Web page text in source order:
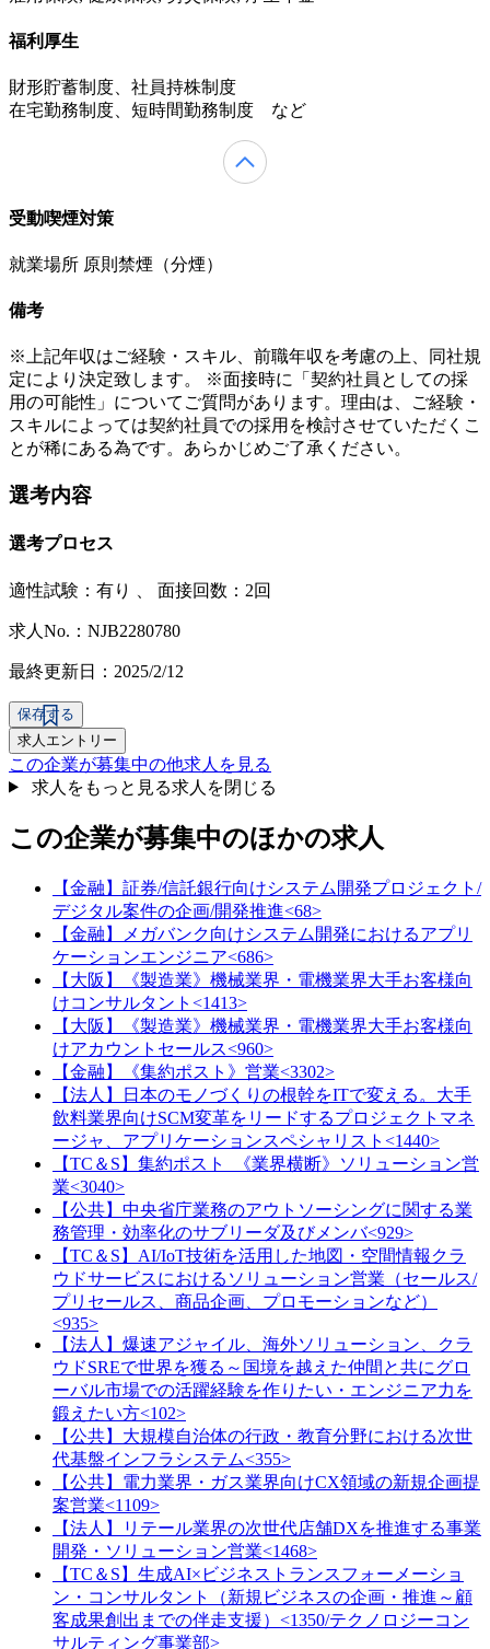
福利厚生
財形貯蓄制度、社員持株制度
在宅勤務制度、短時間勤務制度 など
受動喫煙対策
就業場所 原則禁煙（分煙）
備考
※上記年収はご経験・スキル、前職年収を考慮の上、同社規
定により決定致します。 ※面接時に「契約社員としての採
用の可能性」についてご質問があります。理由は、ご経験・
スキルによっては契約社員での採用を検討させていただくこ
とが稀にある為です。あらかじめご了承ください。
選考内容
選考プロセス
適性試験： 有り 面接回数：2回
求人No.：NJB2280780
最終更新日：2025/2/12
保存する
求人エントリー
この企業が募集中の他求人を見る
求人をもっと見る求人を閉じる
この企業が募集中のほかの求人
【金融】証券/信託銀行向けシステム開発プロジェクト/
デジタル案件の企画/開発推進<68>
【金融】メガバンク向けシステム開発におけるアプリ
ケーションエンジニア<686>
【大阪】《製造業》機械業界・電機業界大手お客様向
けコンサルタント<1413>
【大阪】《製造業》機械業界・電機業界大手お客様向
けアカウントセールス<960>
【金融】《集約ポスト》営業<3302>
【法人】日本のモノづくりの根幹をITで変える。大手
飲料業界向けSCM変革をリードするプロジェクトマネ
ージャ、アプリケーションスペシャリスト<1440>
【TC＆S】集約ポスト_《業界横断》ソリューション営
業<3040>
【公共】中央省庁業務のアウトソーシングに関する業
務管理・効率化のサブリーダ及びメンバ<929>
【TC＆S】AI/IoT技術を活用した地図・空間情報クラ
ウドサービスにおけるソリューション営業（セールス/
プリセールス、商品企画、プロモーションなど）
<935>
【法人】爆速アジャイル、海外ソリューション、クラ
ウドSREで世界を獲る～国境を越えた仲間と共にグロ
ーバル市場での活躍経験を作りたい・エンジニア力を
鍛えたい方<102>
【公共】大規模自治体の行政・教育分野における次世
代基盤インフラシステム<355>
【公共】電力業界・ガス業界向けCX領域の新規企画提
案営業<1109>
【法人】リテール業界の次世代店舗DXを推進する事業
開発・ソリューション営業<1468>
【TC＆S】生成AI×ビジネストランスフォーメーショ
ン・コンサルタント（新規ビジネスの企画・推進～顧
客成果創出までの伴走支援）<1350/テクノロジーコン
サルティング事業部>